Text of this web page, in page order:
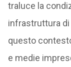
traluce la
infrastruttura di
questo
e medie